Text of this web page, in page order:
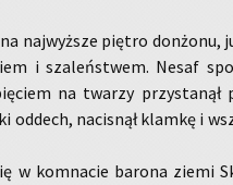
naj­wyż­sze pię­tro don­żo­nu,
i sza­leń­stwem. Nesaf
na twa­rzy przy­sta­nął
od­dech, na­ci­snął klam­kę i
w kom­na­cie ba­ro­na ziemi